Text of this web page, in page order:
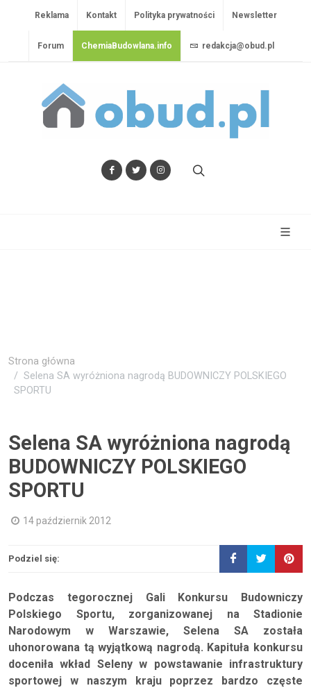
Reklama Kontakt Polityka prywatności Newsletter
Forum ChemiaBudowlana.info redakcja@obud.pl
Strona główna
Selena SA wyróżniona nagrodą BUDOWNICZY POLSKIEGO
SPORTU
Selena SA wyróżniona nagrodą
BUDOWNICZY POLSKIEGO
SPORTU
14 październik 2012
Podziel się:
Podczas tegorocznej Gali Konkursu Budowniczy
Polskiego Sportu, zorganizowanej na Stadionie
Narodowym w Warszawie, Selena SA została
uhonorowana tą wyjątkową nagrodą. Kapituła konkursu
doceniła wkład Seleny w powstawanie infrastruktury
sportowej w naszym kraju poprzez bardzo częste